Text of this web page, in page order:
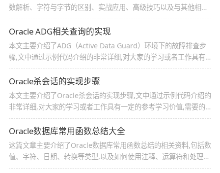
数解析、字符与字节的区别、实战应用、高级技巧以及与其他相关
函数的比较,通过多个场景示例,展示了INSTR函数在数据处理中的
广泛应用,感兴趣的朋友跟随小编一起看看吧
Oracle ADG相关查询的实现
本文主要介绍了ADG（Active Data Guard）环境下的故障排查步
骤,文中通过示例代码介绍的非常详细,对大家的学习或者工作具有
一定的参考学习价值,需要的朋友们下面随着小编来一起学习学习吧
Oracle杀会话的实现步骤
本文主要介绍了Oracle杀会话的实现步骤,文中通过示例代码介绍的
非常详细,对大家的学习或者工作具有一定的参考学习价值,需要的
朋友们下面随着小编来一起学习学习吧
Oracle数据库常用函数总结大全
这篇文章主要介绍了Oracle数据库常用函数总结的相关资料,包括数
值、字符、日期、转换等类型,以及如何使用注释、运算符和处理空
值等内容,文中给出了详细的代码示例,需要的朋友可以参考下